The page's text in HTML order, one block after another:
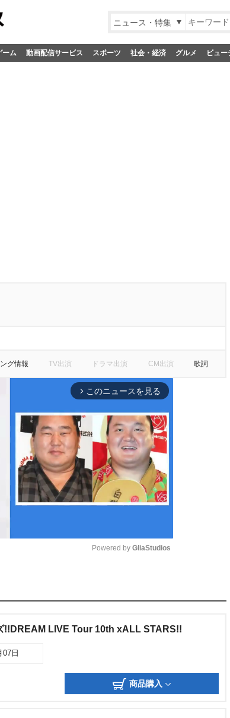
ニュース・特集
ーム 動画配信サービス スポーツ 社会・経済 グルメ ビュー
グ情報 TV出演 ドラマ出演 CM出演 歌詞
arrow_forward_ios このニュースを見る
u
e
Powered by GliaStudios
!!DREAM LIVE Tour 10th xALL STARS!!
07日
商品購入